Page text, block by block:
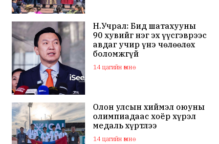
Н.Учрал: Бид шатахууны
90 хувийг нэг эх үүсгэврээс
авдаг учир үнэ чөлөөлөх
боломжгүй
14 цагийн өмнө
Олон улсын хиймэл оюуны
олимпиадаас хоёр хүрэл
медаль хүртлээ
14 цагийн өмнө